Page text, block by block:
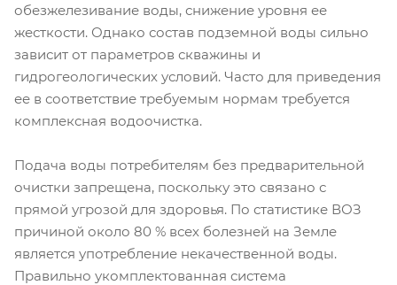
обезжелезивание воды, снижение уровня ее
жесткости. Однако состав подземной воды сильно
зависит от параметров скважины и
гидрогеологических условий. Часто для приведения
ее в соответствие требуемым нормам требуется
комплексная водоочистка.
Подача воды потребителям без предварительной
очистки запрещена, поскольку это связано с
прямой угрозой для здоровья. По статистике ВОЗ
причиной около 80 % всех болезней на Земле
является употребление некачественной воды.
Правильно укомплектованная система